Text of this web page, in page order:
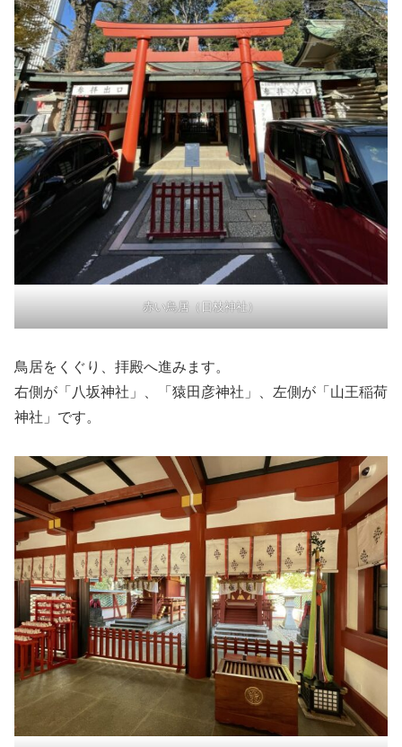
赤い鳥居（日枝神社）
鳥居をくぐり、拝殿へ進みます。
右側が「八坂神社」、「猿田彦神社」、左側が「山王稲荷
神社」です。